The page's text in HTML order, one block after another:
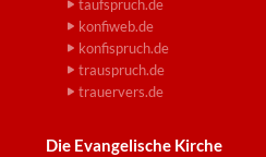
taufspruch.de
konfiweb.de
konfispruch.de
trauspruch.de
trauervers.de
Die Evangelische Kirche